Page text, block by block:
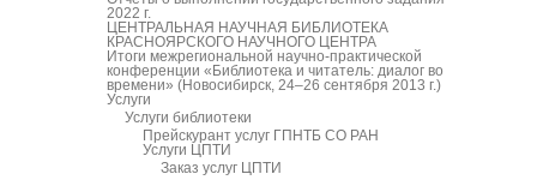
2022 г.
ЦЕНТРАЛЬНАЯ НАУЧНАЯ БИБЛИОТЕКА
КРАСНОЯРСКОГО НАУЧНОГО ЦЕНТРА
Итоги межрегиональной научно-практической
конференции «Библиотека и читатель: диалог во
времени» (Новосибирск, 24–26 сентября 2013 г.)
Услуги
Услуги библиотеки
Прейскурант услуг ГПНТБ СО РАН
Услуги ЦПТИ
Заказ услуг ЦПТИ